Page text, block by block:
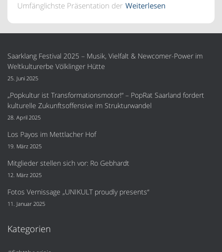
Umfänglichste Präsentation der Weiterlesen
Saarklang Festival 2025 – Musik, Vielfalt & Newcomer-Power im
Weltkulturerbe Völklinger Hütte
25. Juni 2025
„Popkultur ist Transformationsmotor!“ – PopRat Saarland fordert
kulturelle Zukunftsoffensive im Strukturwandel
28. April 2025
Los Payos im Mettlacher Hof
19. März 2025
Mitglieder stellen sich vor: Ro Gebhardt
12. März 2025
Fotos Vernissage „UNIKULT proudly presents“
11. Januar 2025
Kategorien